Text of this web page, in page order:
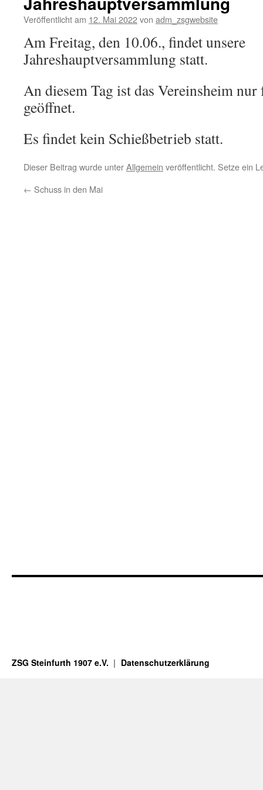
Veröffentlicht am 12. Mai 2022von adm_zsgwebsite
Am Freitag, den 10.06., findet unsere
Jahreshauptversammlung statt.
An diesem Tag ist das Vereinsheim
geöffnet.
Es findet kein Schießbetrieb statt.
Dieser Beitrag wurde unterAllgemein veröffentlicht. Setze ein
← Schuss in den Mai
ZSG Steinfurth 1907 e.V. Datenschutzerklärung